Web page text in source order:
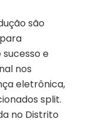
são
e
nos
eletrônica,
split.
no Distrito